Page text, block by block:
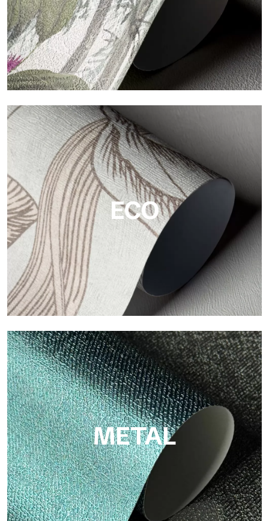
Viniliche
Le finiture viniliche delle carte da parati Tecnografica offrono
superfici resistenti, materiche e visivamente raffinate.
ECO
Eco
Eco di Tecnografica è la carta da parati ecologica in fibra di
cellulosa: supporto sostenibile, senza PVC, con colori brillanti
e alta qualità.
METAL